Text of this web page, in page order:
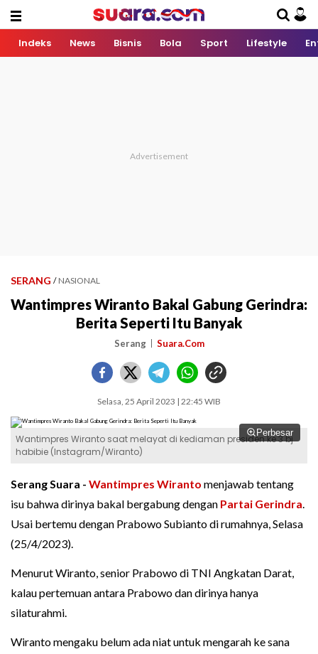
Indeks News Bisnis Bola Sport Lifestyle
SERANG / NASIONAL
Wantimpres Wiranto Bakal Gabung Gerindra:
Berita Seperti Itu Banyak
Serang Suara.Com
Selasa, 25 April 2023 | 22:45 WIB
Perbesar
Wantimpres Wiranto saat melayat di kediaman presiden ke 3 bj
habibie (Instagram/Wiranto)
Serang Suara - Wantimpres Wiranto menjawab tentang
isu bahwa dirinya bakal bergabung dengan Partai Gerindra.
Usai bertemu dengan Prabowo Subianto di rumahnya, Selasa
(25/4/2023).
Menurut Wiranto, senior Prabowo di TNI Angkatan Darat,
kalau pertemuan antara Prabowo dan dirinya hanya
silaturahmi.
Wiranto mengaku belum ada niat untuk mengarah ke sana